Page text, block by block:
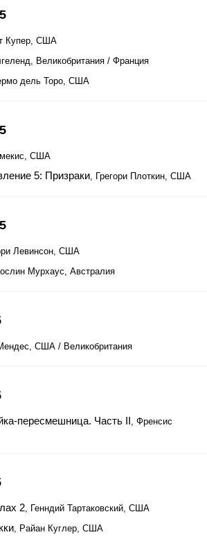
Купер, США
Великобритания / Франция
дель Торо, США
США
5: Призраки, Грегори Плоткин, США
Левинсон, США
Мурхаус, Австралия
США / Великобритания
пересмешница. Часть II, Френсис
2, Генндий Тартаковский, США
, Райан Куглер, США